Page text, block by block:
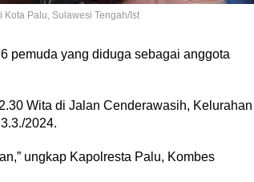
Palu, Sulawesi Tengah/Ist
pemuda yang diduga sebagai anggota
Wita di Jalan Cenderawasih, Kelurahan
2024.
ungkap Kapolresta Palu, Kombes